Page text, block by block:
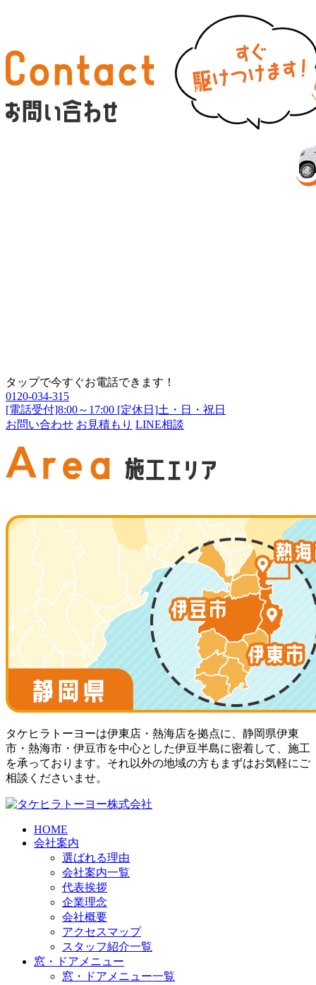
タップで今すぐお電話できます！
0120-034-315
[電話受付]8:00～17:00 [定休日]土・日・祝日
お問い合わせ お見積もり LINE相談
タケヒラトーヨーは伊東店・熱海店を拠点に、静岡県伊東
市・熱海市・伊豆市を中心とした伊豆半島に密着して、施工
を承っております。それ以外の地域の方もまずはお気軽にご
相談くださいませ。
HOME
会社案内
選ばれる理由
会社案内一覧
代表挨拶
企業理念
会社概要
アクセスマップ
スタッフ紹介一覧
窓・ドアメニュー
窓・ドアメニュー一覧